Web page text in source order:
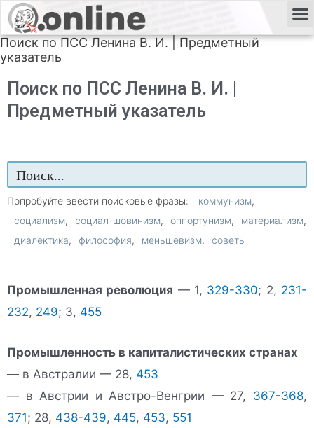
Поиск по ПСС Ленина В. И. | Предметный
указатель
Поиск по ПСС Ленина В. И. |
Предметный указатель
Попробуйте ввести поисковые фразы:
коммунизм
социализм
социал-шовинизм оппортунизм
материализм
диалектика
философия меньшевизм советы
Промышленная революция — 1, 329-330; 2, 231-
232, 249; 3, 455
Промышленность в капиталистических странах
— в Австралии — 28, 453
— в Австрии и Австро-Венгрии — 27, 367-368,
371; 28, 438-439, 445, 453, 551